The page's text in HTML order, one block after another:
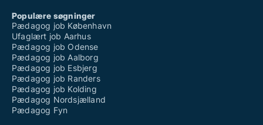
Populære søgninger
Pædagog job København
Ufaglært job Aarhus
Pædagog job Odense
Pædagog job Aalborg
Pædagog job Esbjerg
Pædagog job Randers
Pædagog job Kolding
Pædagog Nordsjælland
Pædagog Fyn